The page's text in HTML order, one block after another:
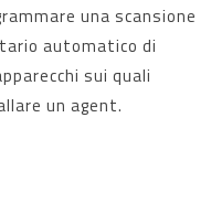
una scansione
automatico di
sui quali
un agent.